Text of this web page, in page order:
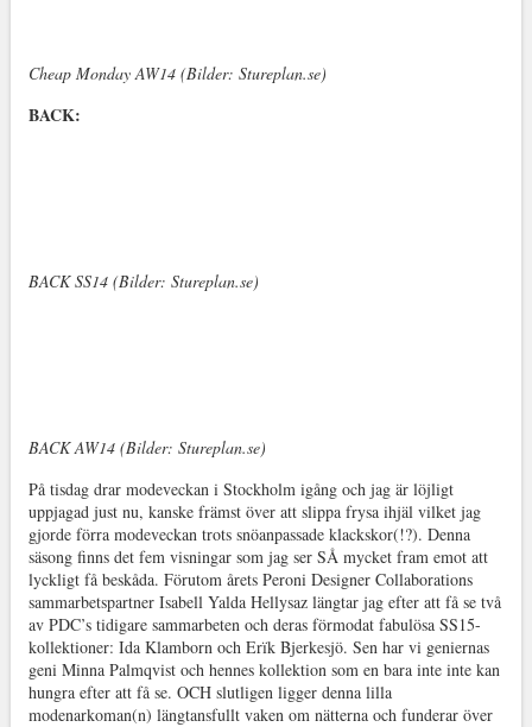
Cheap Monday AW14 (Bilder: Stureplan.se)
BACK:
BACK SS14 (Bilder: Stureplan.se)
BACK AW14 (Bilder: Stureplan.se)
På tisdag drar modeveckan i Stockholm igång och jag är löjligt
uppjagad just nu, kanske främst över att slippa frysa ihjäl vilket jag
gjorde förra modeveckan trots snöanpassade klackskor(!?). Denna
säsong finns det fem visningar som jag ser SÅ mycket fram emot att
lyckligt få beskåda. Förutom årets Peroni Designer Collaborations
sammarbetspartner Isabell Yalda Hellysaz längtar jag efter att få se två
av PDC’s tidigare sammarbeten och deras förmodat fabulösa SS15-
kollektioner: Ida Klamborn och Erïk Bjerkesjö. Sen har vi geniernas
geni Minna Palmqvist och hennes kollektion som en bara inte inte kan
hungra efter att få se. OCH slutligen ligger denna lilla
modenarkoman(n) längtansfullt vaken om nätterna och funderar över